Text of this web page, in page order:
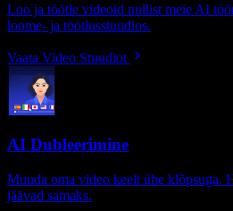
Loo ja töötle videoid nullist meie AI
loome- ja töötlusstuudios.
Vaata Video Stuudiot
AI Dubleerimine
Muuda oma video keelt ühe klõpsuga.
jäävad samaks.